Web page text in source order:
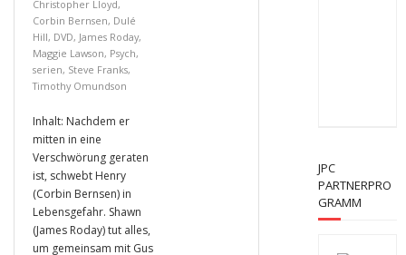
Christopher Lloyd,
Corbin Bernsen, Dulé
Hill, DVD, James Roday,
Maggie Lawson, Psych,
serien, Steve Franks,
Timothy Omundson
Inhalt: Nachdem er
mitten in eine
Verschwörung geraten
ist, schwebt Henry
(Corbin Bernsen) in
Lebensgefahr. Shawn
(James Roday) tut alles,
um gemeinsam mit Gus
JPC
PARTNERPRO
GRAMM